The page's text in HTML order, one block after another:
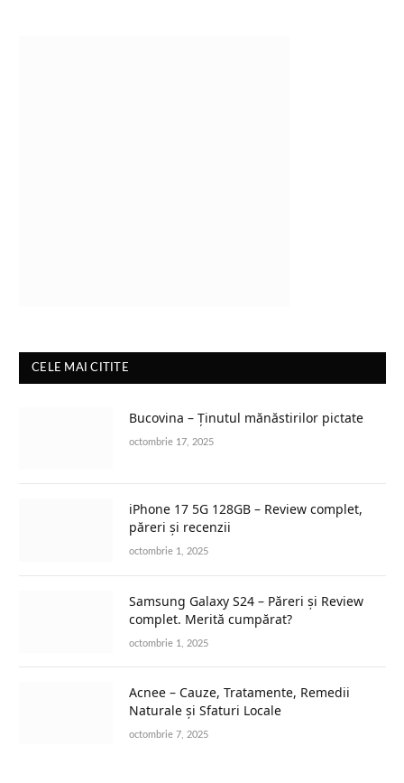
CELE MAI CITITE
Bucovina – Ținutul mănăstirilor pictate
octombrie 17, 2025
iPhone 17 5G 128GB – Review complet,
păreri și recenzii
octombrie 1, 2025
Samsung Galaxy S24 – Păreri și Review
complet. Merită cumpărat?
octombrie 1, 2025
Acnee – Cauze, Tratamente, Remedii
Naturale și Sfaturi Locale
octombrie 7, 2025